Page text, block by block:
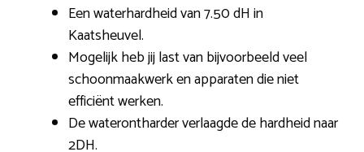
Een waterhardheid van 7.50 dH in
Kaatsheuvel.
Mogelijk heb jij last van bijvoorbeeld veel
schoonmaakwerk en apparaten die niet
efficiënt werken.
De waterontharder verlaagde de hardheid naar
2DH.